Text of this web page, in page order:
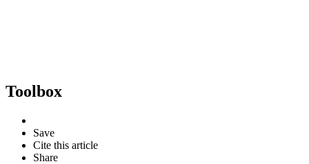
Toolbox
Save
Cite this article
Share